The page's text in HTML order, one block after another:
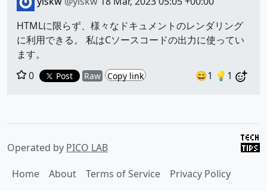
HTMLに限らず、様々なドキュメントのレンダリング
に利用できる。 私はCソースコードの出力に使ってい
ます。
0
Post Raw Copy link 😄1 💡1
Operated by PICO LAB
Home
About Terms of Service Privacy Policy